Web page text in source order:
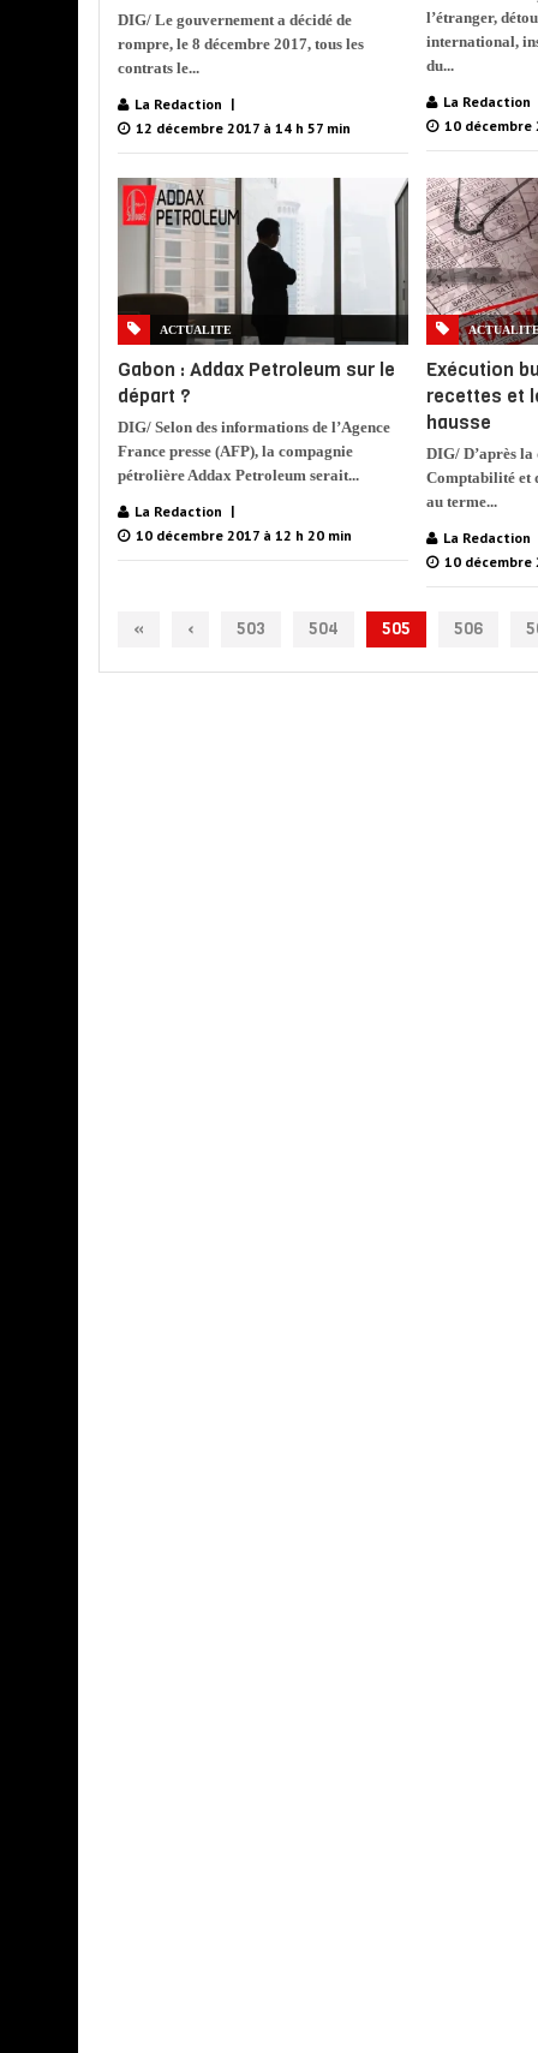
DIG/ Le gouvernement a décidé de
rompre, le 8 décembre 2017, tous les
contrats le...
La Redaction
12 décembre 2017 à 14 h 57 min
l’étranger,
international,
du...
La Redaction
10 décembre
ACTUALITE
Gabon : Addax Petroleum sur le
départ ?
DIG/ Selon des informations de l’Agence
France presse (AFP), la compagnie
pétrolière Addax Petroleum serait...
La Redaction
10 décembre 2017 à 12 h 20 min
Exécution
recettes et
hausse
DIG/ D’après
Comptabilité et
au terme...
La Redaction
10 décembre
« ‹ 503 504 505 506